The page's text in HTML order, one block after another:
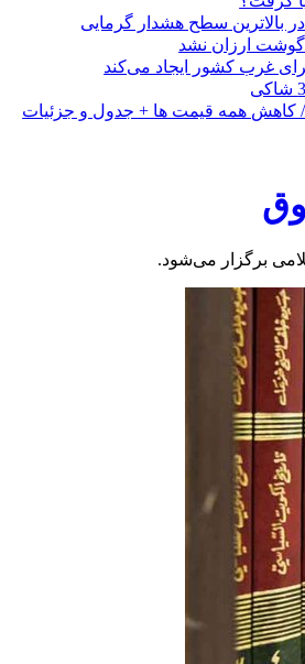
بالاترین سطح هشدار گرمایی
غرب کشور ایجاد می‌کند
برگزار می‌شود.